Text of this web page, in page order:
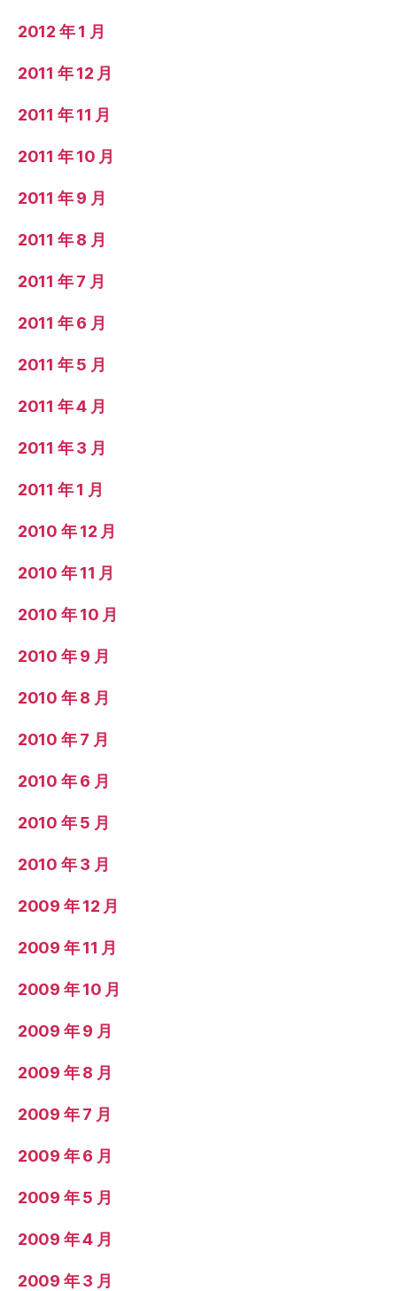
2012 年 1 月
2011 年 12 月
2011 年 11 月
2011 年 10 月
2011 年 9 月
2011 年 8 月
2011 年 7 月
2011 年 6 月
2011 年 5 月
2011 年 4 月
2011 年 3 月
2011 年 1 月
2010 年 12 月
2010 年 11 月
2010 年 10 月
2010 年 9 月
2010 年 8 月
2010 年 7 月
2010 年 6 月
2010 年 5 月
2010 年 3 月
2009 年 12 月
2009 年 11 月
2009 年 10 月
2009 年 9 月
2009 年 8 月
2009 年 7 月
2009 年 6 月
2009 年 5 月
2009 年 4 月
2009 年 3 月